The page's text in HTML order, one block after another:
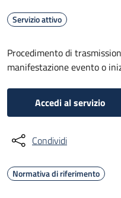
Servizio attivo
Procedimento di
manifestazione evento o
Accedi al servizio
Condividi
Normativa di riferimento